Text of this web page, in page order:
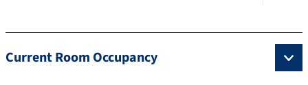
Current Room Occupancy